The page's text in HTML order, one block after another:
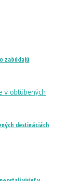
zabúdajú
destináciách